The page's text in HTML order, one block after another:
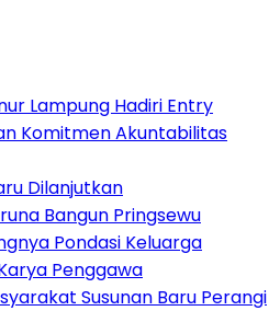
Lampung Hadiri Entry
Komitmen Akuntabilitas
Dilanjutkan
Bangun Pringsewu
Pondasi Keluarga
Penggawa
Susunan Baru Perangi